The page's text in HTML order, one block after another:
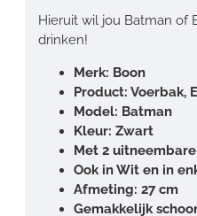
Hieruit wil jou Batman of
drinken!
Merk: Boon
Product: Voerbak,
Model: Batman
Kleur: Zwart
Met 2
Ook in Wit en in
Afmeting: 27 cm
Gemakkelijk